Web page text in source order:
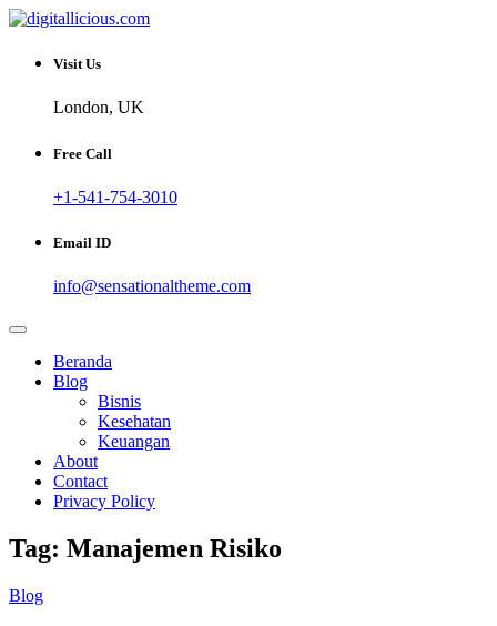
Skip
content
digitallicious.com
Sharing Digital Information
Visit Us
London, UK
Free Call
+1-541-754-3010
Email ID
info@sensationaltheme.com
Beranda
Blog
Bisnis
Kesehatan
Keuangan
About
Contact
Privacy Policy
Tag: Manajemen Risiko
Blog